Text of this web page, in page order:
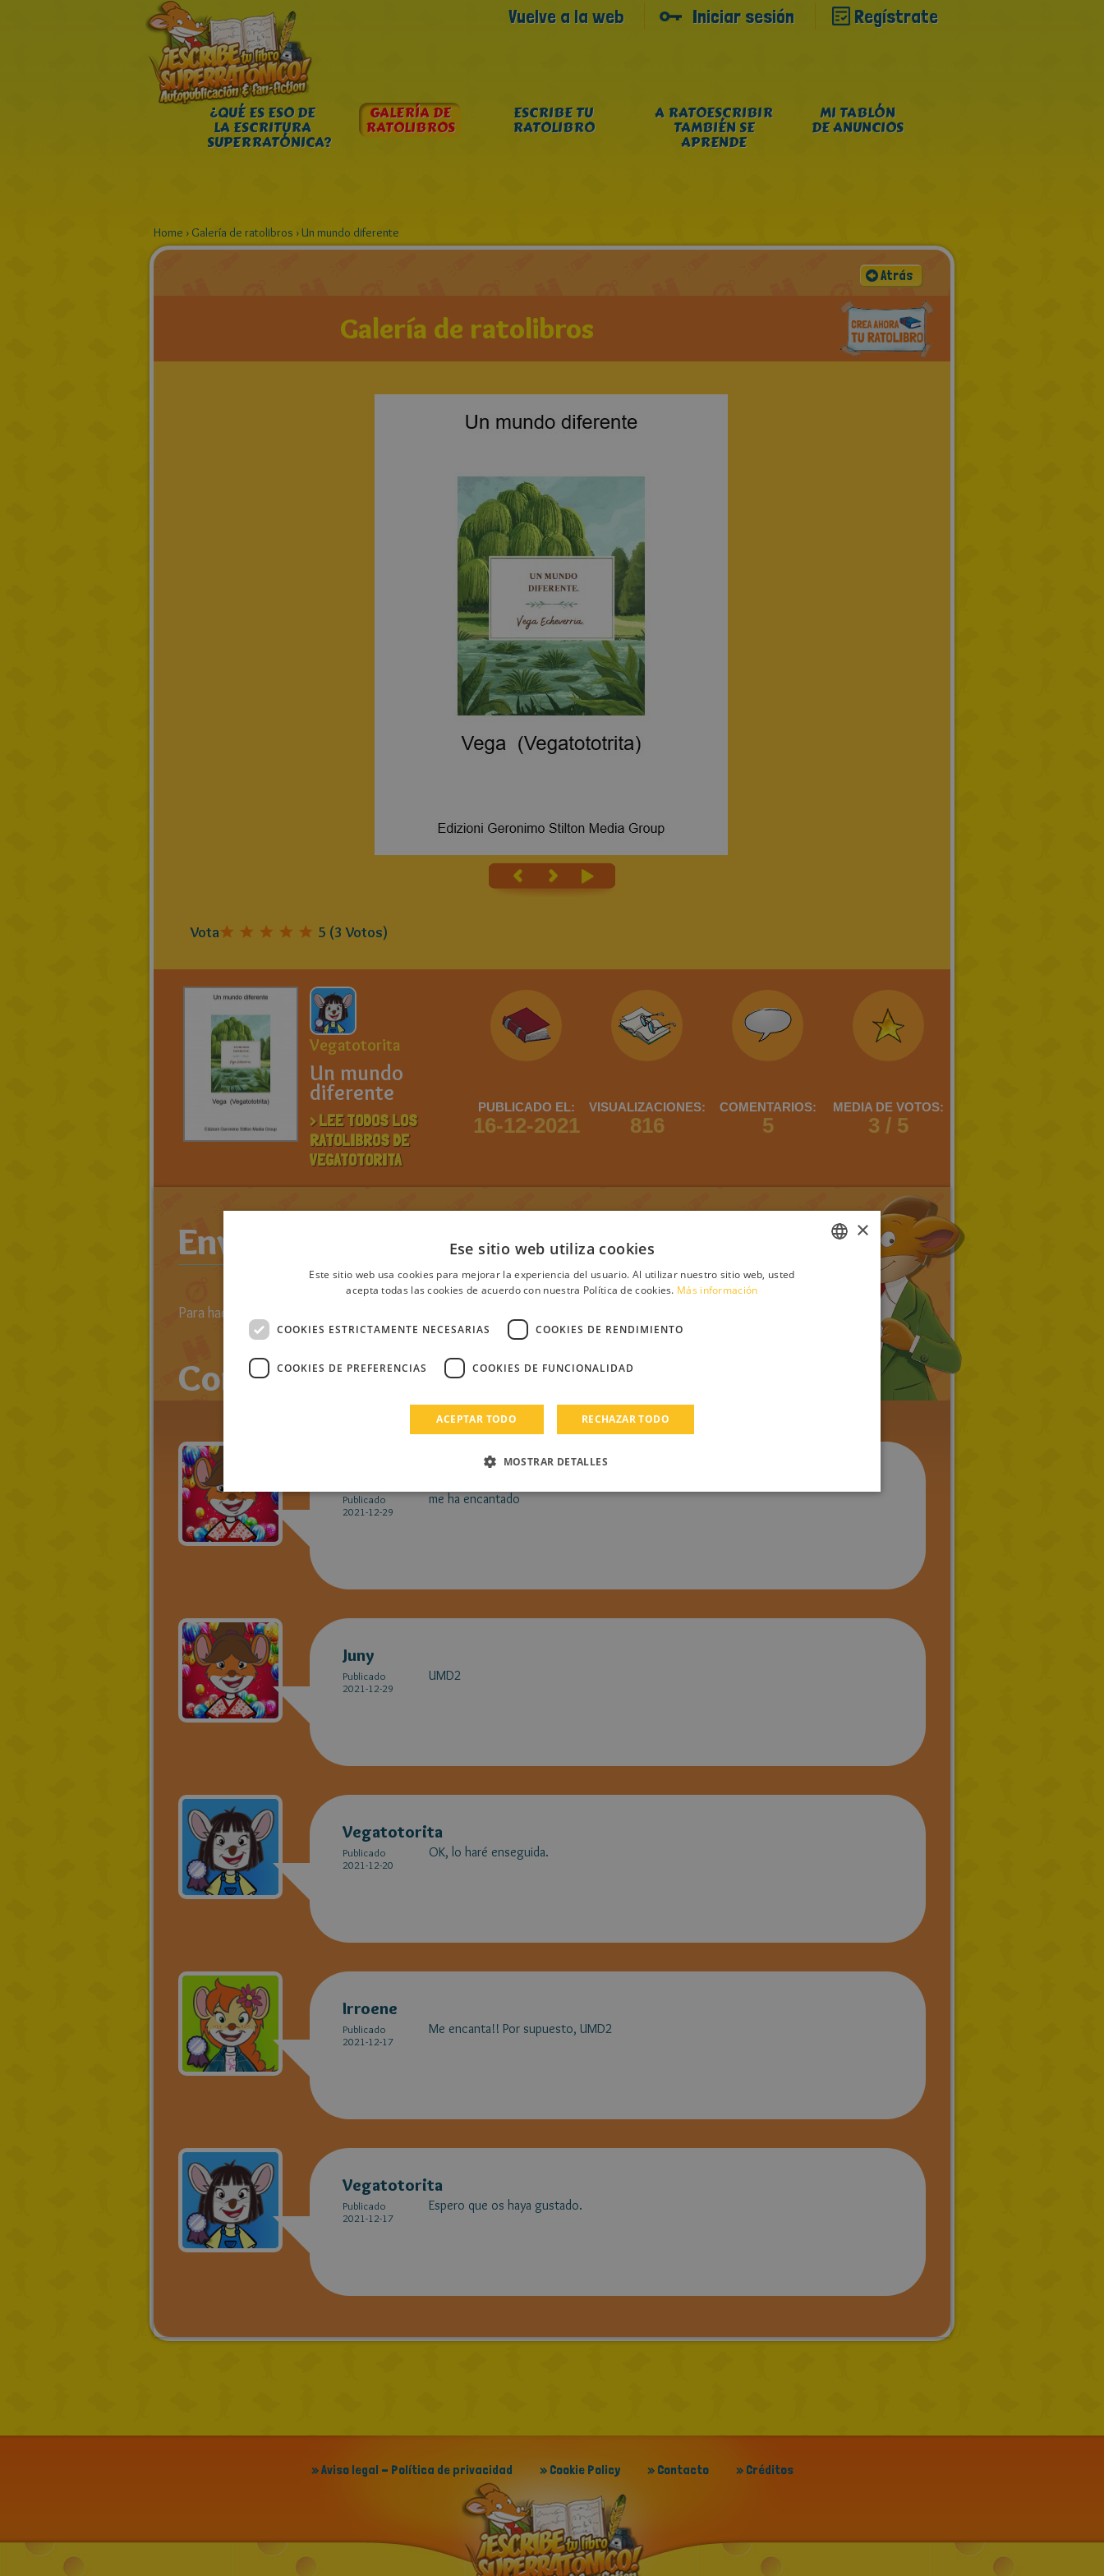
Vuelve a la web Iniciar sesión Regístrate
¿QUÉ ES ESO DE
LA ESCRITURA
SUPERRATÓNICA?
GALERÍA DE
RATOLIBROS
ESCRIBE TU
RATOLIBRO
A RATOESCRIBIR
TAMBIÉN SE
APRENDE
MI TABLÓN
DE ANUNCIOS
Home › Galería de ratolibros ›Un mundo diferente
Galería de ratolibros
Atrás
Vota 5 (3 Votos)
Vegatotorita
Un mundo
diferente
> LEE TODOS LOS
RATOLIBROS DE
VEGATOTORITA
PUBLICADO EL:
16-12-2021
VISUALIZACIONES:
816
COMENTARIOS:
5
MEDIA DE VOTOS:
3 / 5
Enviar comentario
Para hacer comentarios primero debes iniciar sesión
Comentarios
Publicado
2021-12-29
me ha encantado
Juny
Publicado
2021-12-29
UMD2
Vegatotorita
Publicado
2021-12-20
OK, lo haré enseguida.
Irroene
Publicado
2021-12-17
Me encanta!! Por supuesto, UMD2
Vegatotorita
Publicado
2021-12-17
Espero que os haya gustado.
» Aviso legal - Política de privacidad » Cookie Policy » Contacto » Créditos
TURKISH
×
Ese sitio web utiliza cookies
Este sitio web usa cookies para mejorar la experiencia del usuario. Al utilizar nuestro sitio web, usted
acepta todas las cookies de acuerdo con nuestra Política de cookies. Más información
COOKIES ESTRICTAMENTE NECESARIAS COOKIES DE RENDIMIENTO
COOKIES DE PREFERENCIAS COOKIES DE FUNCIONALIDAD
ACEPTAR TODO RECHAZAR TODO
MOSTRAR DETALLES